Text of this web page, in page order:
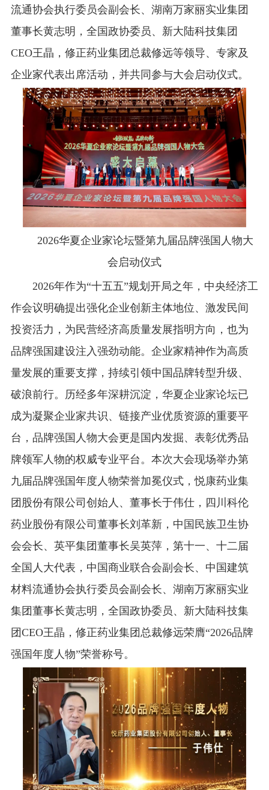
流通协会执行委员会副会长、湖南万家丽实业集团
董事长黄志明，全国政协委员、新大陆科技集团
CEO王晶，修正药业集团总裁修远等领导、专家及
企业家代表出席活动，并共同参与大会启动仪式。
2026华夏企业家论坛暨第九届品牌强国人物大
会启动仪式
2026年作为“十五五”规划开局之年，中央经济工
作会议明确提出强化企业创新主体地位、激发民间
投资活力，为民营经济高质量发展指明方向，也为
品牌强国建设注入强劲动能。企业家精神作为高质
量发展的重要支撑，持续引领中国品牌转型升级、
破浪前行。历经多年深耕沉淀，华夏企业家论坛已
成为凝聚企业家共识、链接产业优质资源的重要平
台，品牌强国人物大会更是国内发掘、表彰优秀品
牌领军人物的权威专业平台。本次大会现场举办第
九届品牌强国年度人物荣誉加冕仪式，悦康药业集
团股份有限公司创始人、董事长于伟仕，四川科伦
药业股份有限公司董事长刘革新，中国民族卫生协
会会长、英平集团董事长吴英萍，第十一、十二届
全国人大代表，中国商业联合会副会长、中国建筑
材料流通协会执行委员会副会长、湖南万家丽实业
集团董事长黄志明，全国政协委员、新大陆科技集
团CEO王晶，修正药业集团总裁修远荣膺“2026品牌
强国年度人物”荣誉称号。